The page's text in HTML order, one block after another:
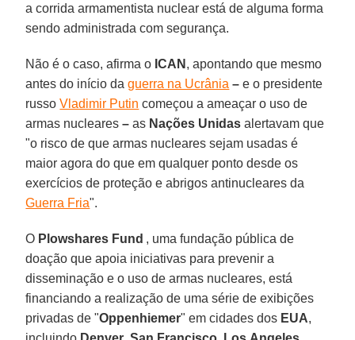
a corrida armamentista nuclear está de alguma forma
sendo administrada com segurança.
Não é o caso, afirma o ICAN , apontando que mesmo
antes do início daguerra na Ucrânia – e o presidente
russoVladimir Putin começou a ameaçar o uso de
armas nucleares– as Nações Unidas alertavam que
"o risco de que armas nucleares sejam usadas é
maior agora do que em qualquer ponto desde os
exercícios de proteção e abrigos antinucleares da
Guerra Fria".
O Plowshares Fund , uma fundação pública de
doação que apoia iniciativas para prevenir a
disseminação e o uso de armas nucleares, está
financiando a realização de uma série de exibições
privadas de "Oppenhiemer" em cidades dos EUA,